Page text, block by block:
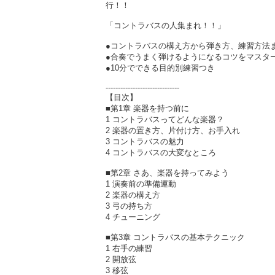
行！！
「コントラバスの人集まれ！！」
●コントラバスの構え方から弾き方、練習方法
●合奏でうまく弾けるようになるコツをマスタ
●10分でできる目的別練習つき
------------------------------
【目次】
■第1章 楽器を持つ前に
1 コントラバスってどんな楽器？
2 楽器の置き方、片付け方、お手入れ
3 コントラバスの魅力
4 コントラバスの大変なところ
■第2章 さあ、楽器を持ってみよう
1 演奏前の準備運動
2 楽器の構え方
3 弓の持ち方
4 チューニング
■第3章 コントラバスの基本テクニック
1 右手の練習
2 開放弦
3 移弦